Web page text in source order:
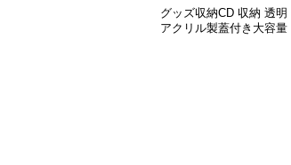
グッズ収納CD 収納 透明
アクリル製蓋付き大容量